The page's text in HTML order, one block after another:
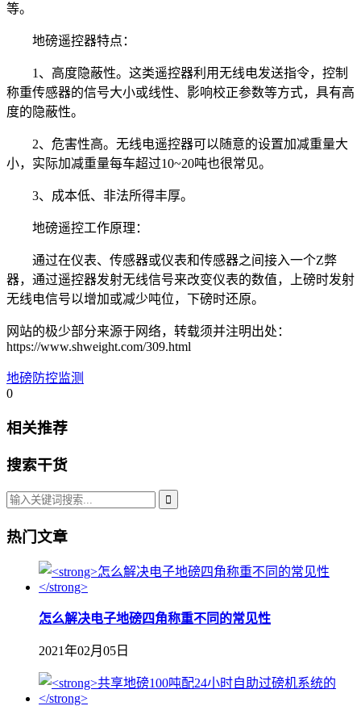
等。
地磅遥控器特点：
1、高度隐蔽性。这类遥控器利用无线电发送指令，控制
称重传感器的信号大小或线性、影响校正参数等方式，具有高
度的隐蔽性。
2、危害性高。无线电遥控器可以随意的设置加减重量大
小，实际加减重量每车超过10~20吨也很常见。
3、成本低、非法所得丰厚。
地磅遥控工作原理：
通过在仪表、传感器或仪表和传感器之间接入一个Z弊
器，通过遥控器发射无线信号来改变仪表的数值，上磅时发射
无线电信号以增加或减少吨位，下磅时还原。
网站的极少部分来源于网络，转载须并注明出处：
https://www.shweight.com/309.html
地磅防控监测
0
相关推荐
搜索干货
热门文章
怎么解决电子地磅四角称重不同的常见性
2021年02月05日